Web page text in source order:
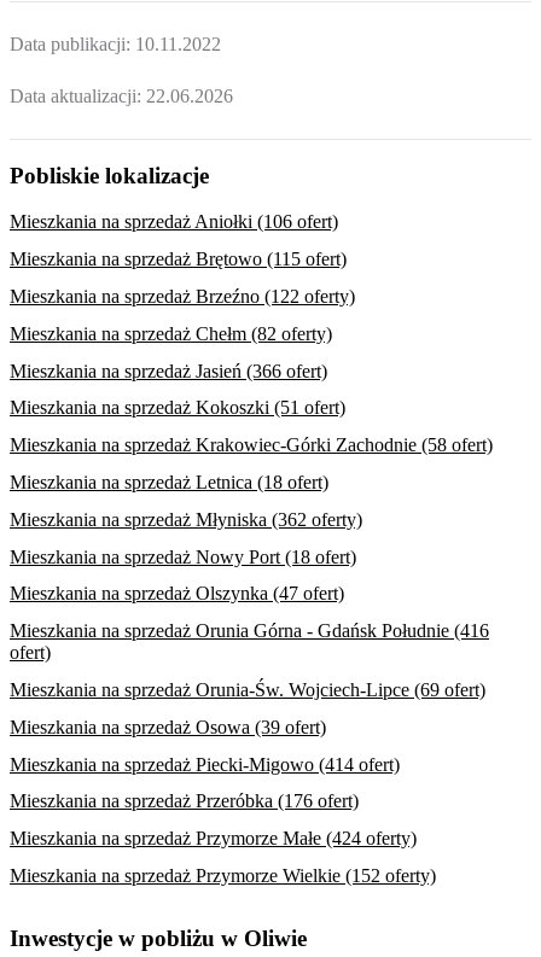
Data publikacji: 10.11.2022
Data aktualizacji: 22.06.2026
Pobliskie lokalizacje
Mieszkania na sprzedaż Aniołki (106 ofert)
Mieszkania na sprzedaż Brętowo (115 ofert)
Mieszkania na sprzedaż Brzeźno (122 oferty)
Mieszkania na sprzedaż Chełm (82 oferty)
Mieszkania na sprzedaż Jasień (366 ofert)
Mieszkania na sprzedaż Kokoszki (51 ofert)
Mieszkania na sprzedaż Krakowiec-Górki Zachodnie (58 ofert)
Mieszkania na sprzedaż Letnica (18 ofert)
Mieszkania na sprzedaż Młyniska (362 oferty)
Mieszkania na sprzedaż Nowy Port (18 ofert)
Mieszkania na sprzedaż Olszynka (47 ofert)
Mieszkania na sprzedaż Orunia Górna - Gdańsk Południe (416
ofert)
Mieszkania na sprzedaż Orunia-Św. Wojciech-Lipce (69 ofert)
Mieszkania na sprzedaż Osowa (39 ofert)
Mieszkania na sprzedaż Piecki-Migowo (414 ofert)
Mieszkania na sprzedaż Przeróbka (176 ofert)
Mieszkania na sprzedaż Przymorze Małe (424 oferty)
Mieszkania na sprzedaż Przymorze Wielkie (152 oferty)
Inwestycje w pobliżu w Oliwie